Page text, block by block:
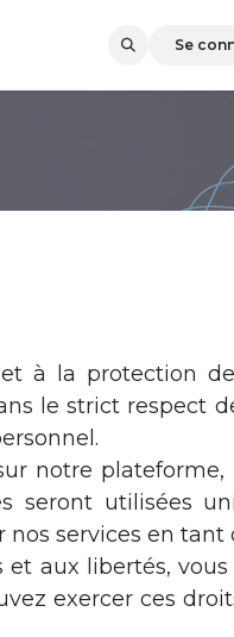
Se
à la protection
le strict respect
notre
seront utilisées
nos services en tant
aux libertés, vous
exercer ces